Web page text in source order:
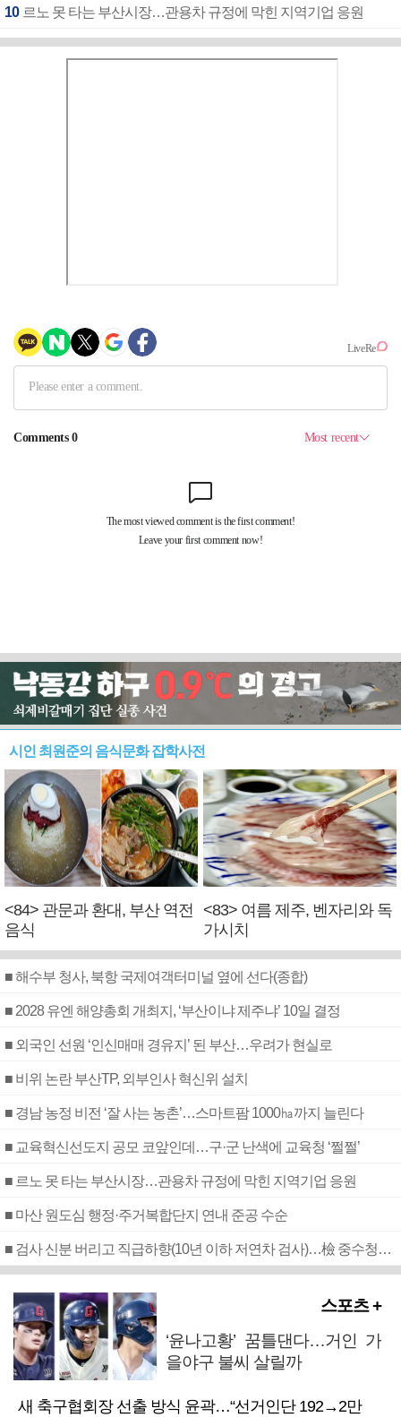
10 르노 못 타는 부산시장…관용차 규정에 막힌 지역기업 응원
시인 최원준의 음식문화 잡학사전
<84> 관문과 환대, 부산 역전
음식
<83> 여름 제주, 벤자리와 독
가시치
■ 해수부 청사, 북항 국제여객터미널 옆에 선다(종합)
■ 2028 유엔 해양총회 개최지, ‘부산이냐 제주냐’ 10일 결정
■ 외국인 선원 ‘인신매매 경유지’ 된 부산…우려가 현실로
■ 비위 논란 부산TP, 외부인사 혁신위 설치
■ 경남 농정 비전 ‘잘 사는 농촌’…스마트팜 1000㏊까지 늘린다
■ 교육혁신선도지 공모 코앞인데…구·군 난색에 교육청 ‘쩔쩔’
■ 르노 못 타는 부산시장…관용차 규정에 막힌 지역기업 응원
■ 마산 원도심 행정·주거복합단지 연내 준공 수순
■ 검사 신분 버리고 직급하향(10년 이하 저연차 검사)…檢 중수청행 기피
스포츠 +
‘윤나고황’ 꿈틀댄다…거인 가
을야구 불씨 살릴까
새 축구협회장 선출 방식 윤곽…“선거인단 192→2만